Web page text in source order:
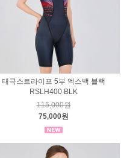
태극스트라이프 5부 엑스백 블랙
RSLH400 BLK
115,000원
75,000원